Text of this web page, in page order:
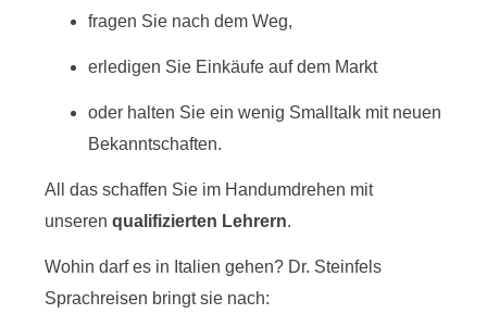
fragen Sie nach dem Weg,
erledigen Sie Einkäufe auf dem Markt
oder halten Sie ein wenig Smalltalk mit neuen
Bekanntschaften.
All das schaffen Sie im Handumdrehen mit
unseren qualifizierten Lehrern.
Wohin darf es in Italien gehen? Dr. Steinfels
Sprachreisen bringt sie nach: